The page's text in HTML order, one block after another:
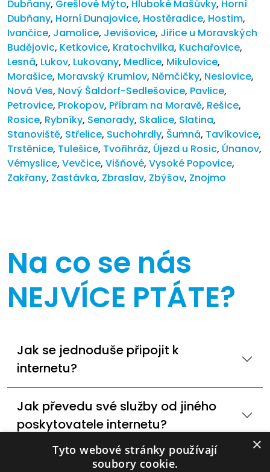
Dubňany, Grešlové Mýto, Hluboké Mašůvky, Horní
Dubňany, Horní Dunajovice, Hostěradice, Hostim,
Ivančice, Jamolice, Jevišovice, Jiřice u Moravských
Budějovic, Ketkovice, Kratochvilka, Kuchařovice,
Lesná, Lukov, Lukovany, Medlice, Mikulovice,
Morašice, Moravský Krumlov, Němčičky, Neslovice,
Nová Ves, Nový Šaldorf-Sedlešovice, Pavlice,
Petrovice, Prokopov, Příbram na Moravě, Rešice,
Rosice, Rybníky, Senorady, Skalice, Slatina,
Stanoviště, Střelice, Suchohrdly, Šumná, Tavíkovice,
Trstěnice, Tulešice, Tvořihráz, Újezd u Rosic, Únanov,
Vémyslice, Vevčice, Višňové, Vysoké Popovice,
Zakřany, Zastávka, Zbraslav, Zbýšov, Znojmo
Na co se nás
NEJVÍCE PTÁTE?
Jak se jednoduše připojit k
internetu?
Jak převedu své služby od jiného
poskytovatele internetu?
Dostupné technologie internetového
×
Tyto webové stránky používají
soubory cookie.